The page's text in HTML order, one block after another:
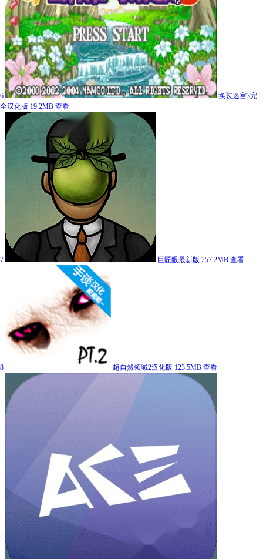
6
换装迷宫3完
全汉化版 19.2MB 查看
7 巨匠眼最新版 257.2MB 查看
8 超自然领域2汉化版 123.5MB 查看